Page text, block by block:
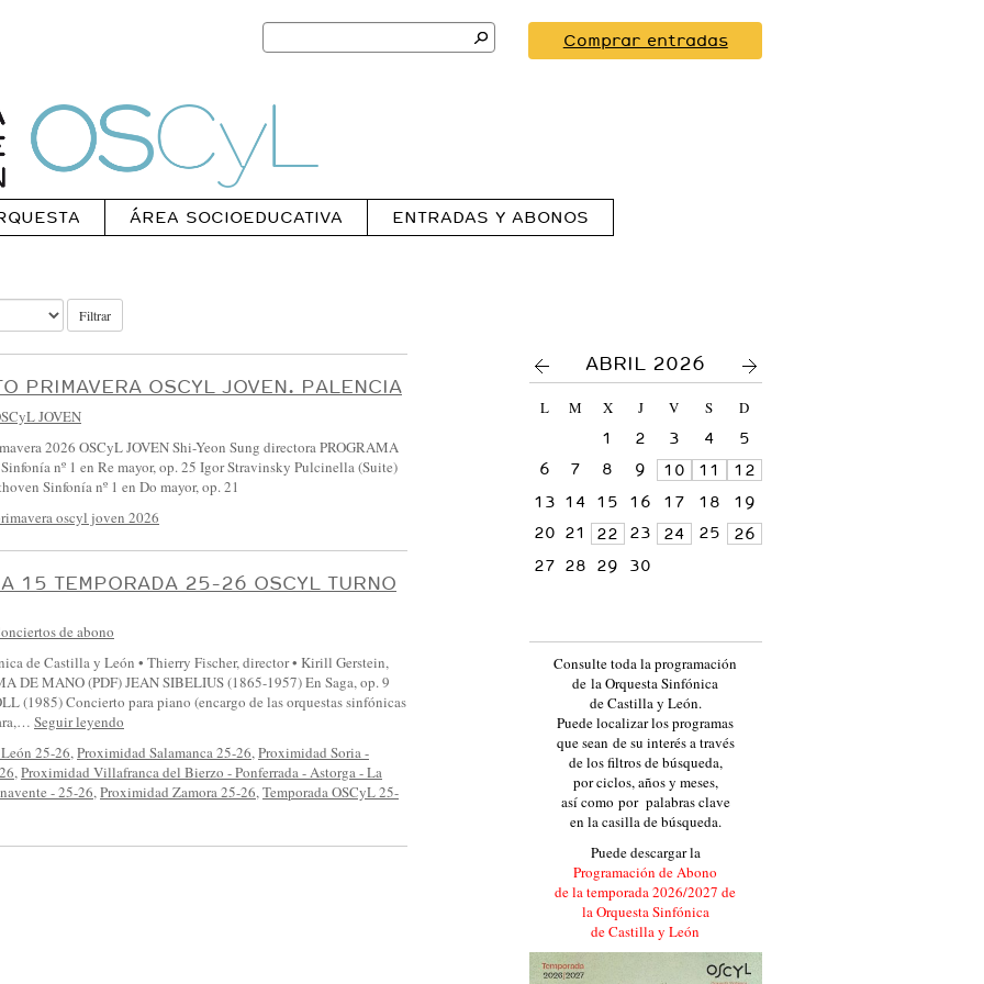
Search
for:
Comprar entradas
ÁREA SOCIOEDUCATIVA ENTRADAS Y ABONOS
Filtrar
PRIMAVERA OSCYL JOVEN. PALENCIA
JOVEN
2026 OSCyL JOVEN Shi-Yeon Sung directora PROGRAMA
nº 1 en Re mayor, op. 25 Igor Stravinsky Pulcinella (Suite)
Sinfonía nº 1 en Do mayor, op. 21
oscyl joven 2026
15 TEMPORADA 25-26 OSCYL TURNO
de abono
de Castilla y León • Thierry Fischer, director • Kirill Gerstein,
DE MANO (PDF) JEAN SIBELIUS (1865-1957) En Saga, op. 9
(1985) Concierto para piano (encargo de las orquestas sinfónicas
Seguir leyendo
25-26,Proximidad Salamanca 25-26,Proximidad Soria -
,Proximidad Villafranca del Bierzo - Ponferrada - Astorga - La
- 25-26,Proximidad Zamora 25-26,Temporada OSCyL 25-
ABRIL 2026
L M X J V S
D
1
2 3 4
5
6
7 8 9 10 11
12
13 14 15 16 17 18
19
20 21 22 23 24 25
26
27 28 29 30
Consulte toda la programación
de la Orquesta Sinfónica
de Castilla y León.
Puede localizar los programas
que sean de su interés a través
de los filtros de búsqueda,
por ciclos, años y meses,
así como por palabras clave
en la casilla de búsqueda.
Puede descargar la
Programación de Abono
de la temporada 2026/2027 de
la Orquesta Sinfónica
de Castilla y León